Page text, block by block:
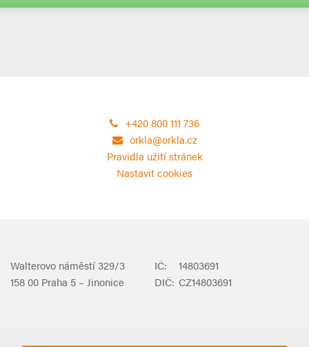
+420 800 111 736
orkla@orkla.cz
Pravidla užití stránek
Nastavit cookies
Walterovo náměstí 329/3
158 00 Praha 5 – Jinonice
IČ:
14803691
DIČ: CZ14803691